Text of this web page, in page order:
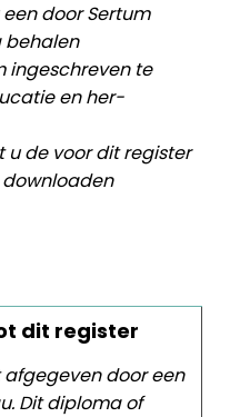
door Sertum
ingeschreven te
en her-
u de voor dit register
dit register
door een
Dit diploma of